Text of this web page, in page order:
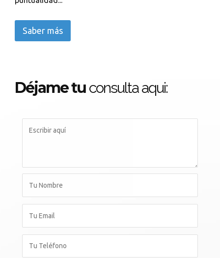
Saber más
Déjame tu consulta aqui: